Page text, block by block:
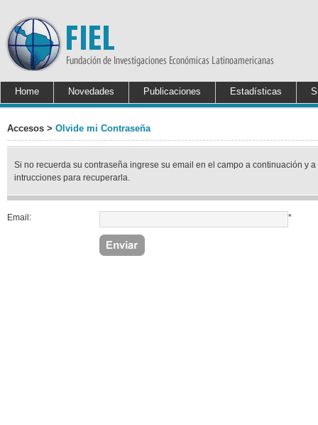
Home Novedades Publicaciones Estadísticas
Accesos > Olvide mi Contraseña
Si no recuerda su contraseña ingrese su email en el campo a continuación y
intrucciones para recuperarla.
Email: *